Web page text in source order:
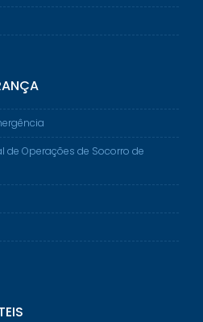
de Operações de Socorro de